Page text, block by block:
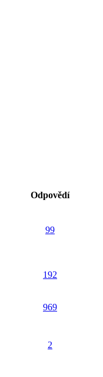
Odpovědí
99
192
969
2